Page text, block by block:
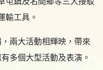
輸工具。
兩大活動相輝映，帶來
多個大型活動及表演。